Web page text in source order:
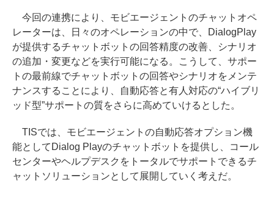
今回の連携により、モビエージェントのチャットオペ
レーターは、日々のオペレーションの中で、DialogPlay
が提供するチャットボットの回答精度の改善、シナリオ
の追加・変更などを実行可能になる。こうして、サポー
トの最前線でチャットボットの回答やシナリオをメンテ
ナンスすることにより、自動応答と有人対応の“ハイブリ
ッド型”サポートの質をさらに高めていけるとした。
TISでは、モビエージェントの自動応答オプション機
能としてDialog Playのチャットボットを提供し、コール
センターやヘルプデスクをトータルでサポートできるチ
ャットソリューションとして展開していく考えだ。